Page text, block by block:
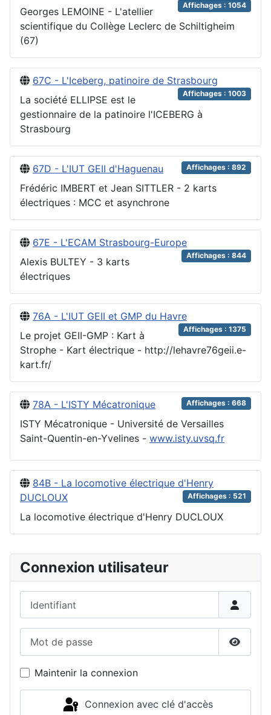
Connexion utilisateur
Maintenir la connexion
Connexion avec clé d'accès
Affichages : 1054
Georges LEMOINE - L'atellier
scientifique du Collège Leclerc de Schiltigheim
(67)
67C - L'Iceberg, patinoire de Strasbourg
Affichages : 1003
La société ELLIPSE est le
gestionnaire de la patinoire l'ICEBERG à
Strasbourg
67D - L'IUT GEII d'Haguenau Affichages : 892
Frédéric IMBERT et Jean SITTLER - 2 karts
électriques : MCC et asynchrone
67E - L'ECAM Strasbourg-Europe
Affichages : 844
Alexis BULTEY - 3 karts
électriques
76A - L'IUT GEII et GMP du Havre
Affichages : 1375
Le projet GEII-GMP : Kart à
Strophe - Kart électrique - http://lehavre76geii.e-
kart.fr/
78A - L'ISTY Mécatronique Affichages : 668
ISTY Mécatronique - Université de Versailles
Saint-Quentin-en-Yvelines - www.isty.uvsq.fr
84B - La locomotive électrique d'Henry
DUCLOUX
Affichages : 521
La locomotive électrique d'Henry DUCLOUX